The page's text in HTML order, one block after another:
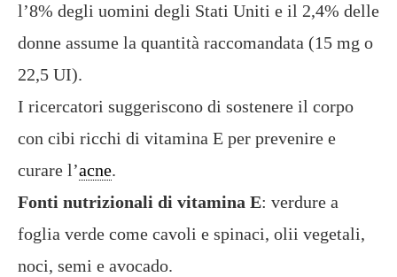
l’8% degli uomini degli Stati Uniti e il 2,4% delle
donne assume la quantità raccomandata (15 mg o
22,5 UI).
I ricercatori suggeriscono di sostenere il corpo
con cibi ricchi di vitamina E per prevenire e
curare l’acne.
Fonti nutrizionali di vitamina E: verdure a
foglia verde come cavoli e spinaci, olii vegetali,
noci, semi e avocado.